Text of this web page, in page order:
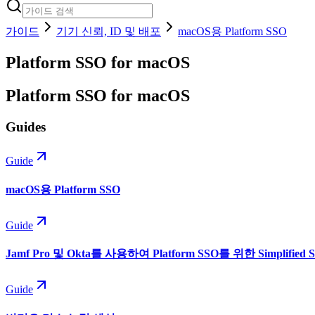
가이드 기기 신뢰, ID 및 배포 macOS용 Platform SSO
Platform SSO for macOS
Platform SSO for macOS
Guides
Guide
macOS용 Platform SSO
Guide
Jamf Pro 및 Okta를 사용하여 Platform SSO를 위한 Simplified
Guide